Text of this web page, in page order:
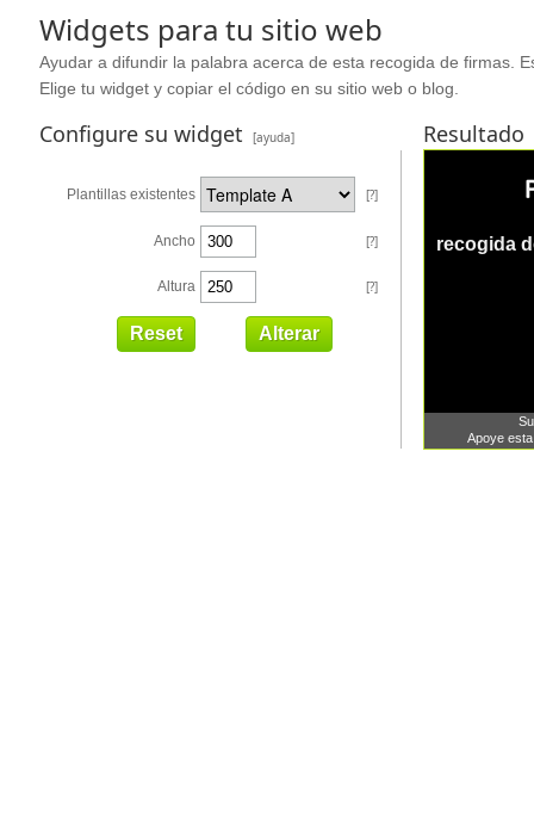
Widgets para tu sitio web
Ayudar a difundir la palabra acerca de esta recogida de firmas.
Elige tu widget y copiar el código en su sitio web o blog.
Configure su widget [ayuda] Resultado
Plantillas existentes [?]
Ancho [?]
Altura [?]